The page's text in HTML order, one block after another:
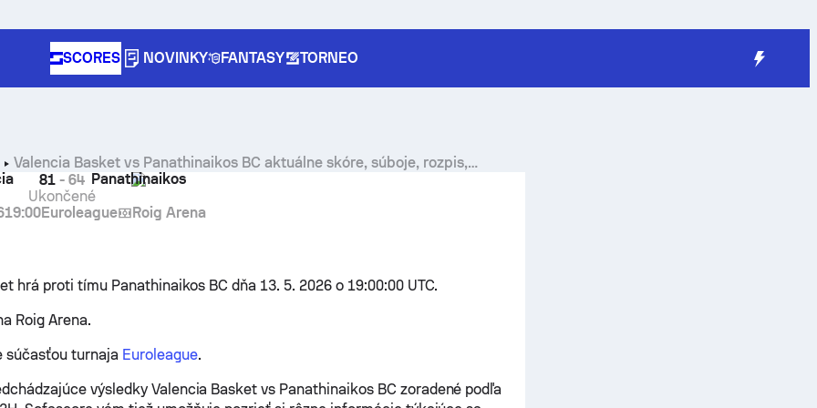
SCORES NOVINKY FANTASY TORNEO
Valencia Basket vs Panathinaikos BC aktuálne skóre, súboje, rozpis,
81-64
Ukončené
Panathinaikos
19:00Euroleague Roig Arena
hrá proti tímu Panathinaikos BC dňa 13. 5. 2026 o 19:00:00 UTC.
Roig Arena.
súčasťou turnaja Euroleague.
výsledky Valencia Basket vs Panathinaikos BC zoradené podľa